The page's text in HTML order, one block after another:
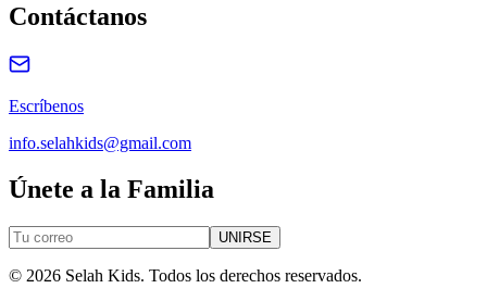
Contáctanos
Escríbenos
info.selahkids@gmail.com
Únete a la Familia
UNIRSE
© 2026 Selah Kids. Todos los derechos reservados.